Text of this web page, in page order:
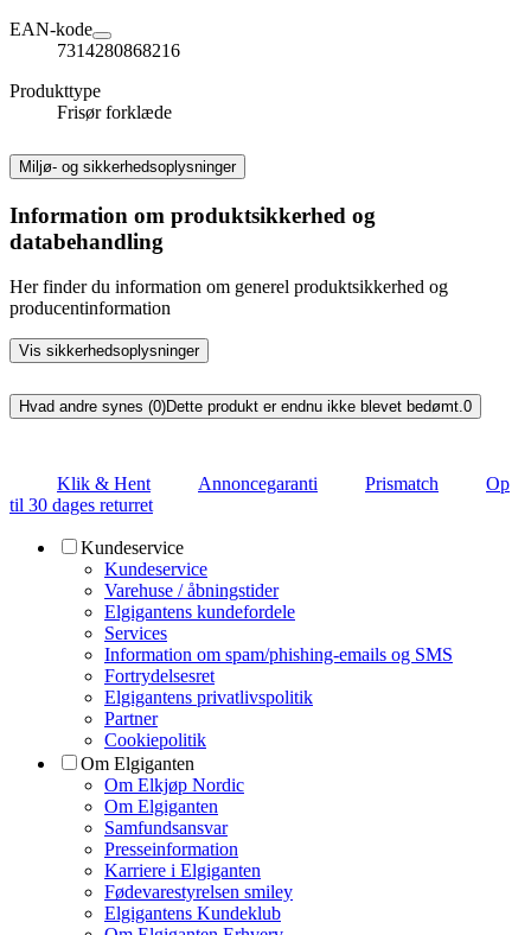
EAN-kode
7314280868216
Produkttype
Frisør forklæde
Miljø- og sikkerhedsoplysninger
Information om produktsikkerhed og
databehandling
Her finder du information om generel produktsikkerhed og
producentinformation
Vis sikkerhedsoplysninger
Hvad andre synes (0)Dette produkt er endnu ikke blevet bedømt.0
Klik & Hent Annoncegaranti Prismatch
Op
til 30 dages returret
Kundeservice
Kundeservice
Varehuse / åbningstider
Elgigantens kundefordele
Services
Information om spam/phishing-emails og SMS
Fortrydelsesret
Elgigantens privatlivspolitik
Partner
Cookiepolitik
Om Elgiganten
Om Elkjøp Nordic
Om Elgiganten
Samfundsansvar
Presseinformation
Karriere i Elgiganten
Fødevarestyrelsen smiley
Elgigantens Kundeklub